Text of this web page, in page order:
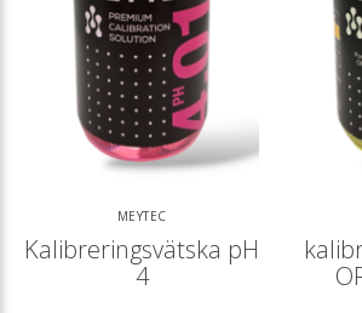
MEYTEC
Kalibreringsvätska pH
4